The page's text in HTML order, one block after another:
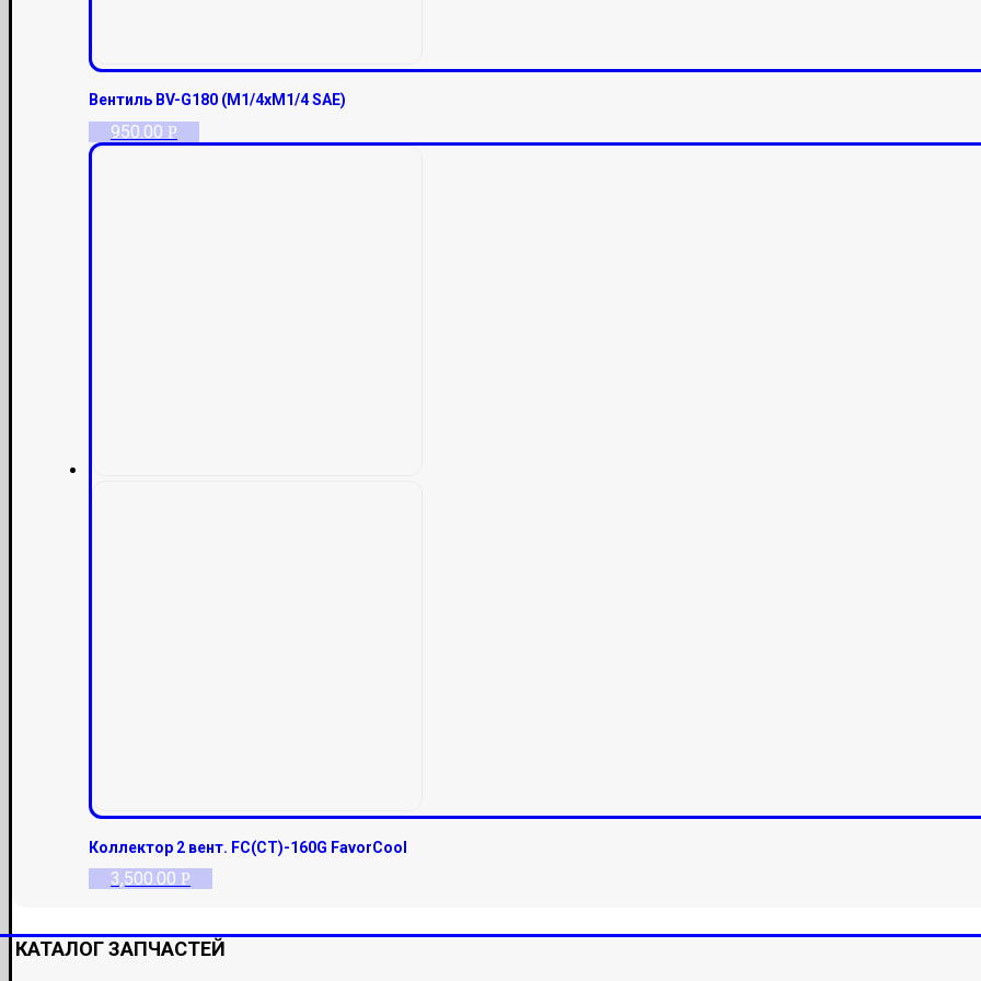
Вентиль BV-G180 (M1/4xM1/4 SAE)
950.00 Р
Коллектор 2 вент. FC(CT)-160G FavorCool
3,500.00 Р
КАТАЛОГ ЗАПЧАСТЕЙ